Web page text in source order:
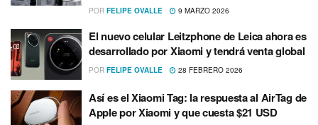
POR FELIPE OVALLE 9 MARZO 2026
El nuevo celular Leitzphone de Leica ahora es
desarrollado por Xiaomi y tendrá venta global
POR FELIPE OVALLE 28 FEBRERO 2026
Así es el Xiaomi Tag: la respuesta al AirTag de
Apple por Xiaomi y que cuesta $21 USD